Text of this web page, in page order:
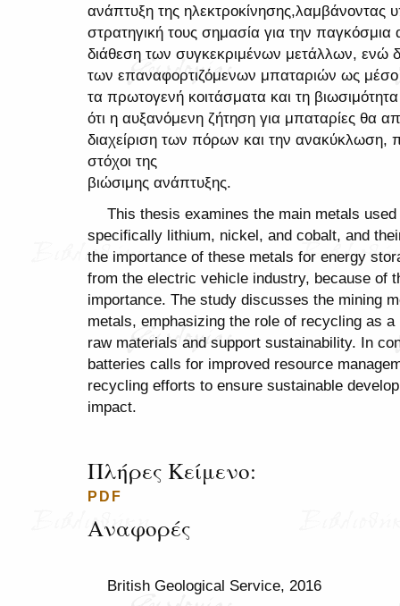
ανάπτυξη της ηλεκτροκίνησης,λαμβάνοντας
στρατηγική τους σημασία για την
διάθεση των συγκεκριμένων μετάλλων, ενώ
των επαναφορτιζόμενων μπαταριών ως μέσο
τα πρωτογενή κοιτάσματα και τη
ότι η αυξανόμενη ζήτηση για μπαταρίες θα
διαχείριση των πόρων και την ανακύκλωση,
στόχοι της
βιώσιμης ανάπτυξης.
This thesis examines the main metals
specifically lithium, nickel, and cobalt, and
the importance of these metals for energy
from the electric vehicle industry, because of
importance. The study discusses the mining
metals, emphasizing the role of recycling as
raw materials and support sustainability. In
batteries calls for improved resource
recycling efforts to ensure sustainable
impact.
Πλήρες Κείμενο:
PDF
Αναφορές
British Geological Service, 2016